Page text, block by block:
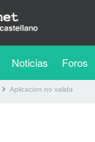
(current)
Noticias Foros
Aplicacion no valida